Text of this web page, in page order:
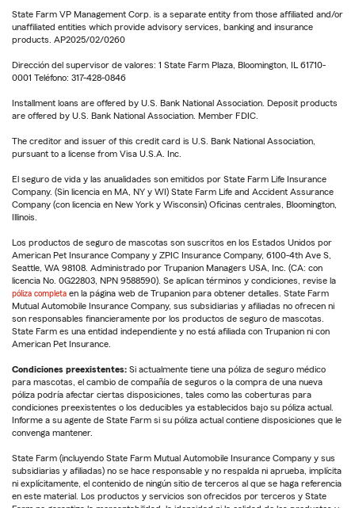
State Farm VP Management Corp. is a separate entity from those affiliated and/or
unaffiliated entities which provide advisory services, banking and insurance
products. AP2025/02/0260
Dirección del supervisor de valores: 1 State Farm Plaza, Bloomington, IL 61710-
0001 Teléfono: 317-428-0846
Installment loans are offered by U.S. Bank National Association. Deposit products
are offered by U.S. Bank National Association. Member FDIC.
The creditor and issuer of this credit card is U.S. Bank National Association,
pursuant to a license from Visa U.S.A. Inc.
El seguro de vida y las anualidades son emitidos por State Farm Life Insurance
Company. (Sin licencia en MA, NY y WI) State Farm Life and Accident Assurance
Company (con licencia en New York y Wisconsin) Oficinas centrales, Bloomington,
Illinois.
Los productos de seguro de mascotas son suscritos en los Estados Unidos por
American Pet Insurance Company y ZPIC Insurance Company, 6100-4th Ave S,
Seattle, WA 98108. Administrado por Trupanion Managers USA, Inc. (CA: con
licencia No. 0G22803, NPN 9588590). Se aplican términos y condiciones, revise la
póliza completa en la página web de Trupanion para obtener detalles. State Farm
Mutual Automobile Insurance Company, sus subsidiarias y afiliadas no ofrecen ni
son responsables financieramente por los productos de seguro de mascotas.
State Farm es una entidad independiente y no está afiliada con Trupanion ni con
American Pet Insurance.
Condiciones preexistentes: Si actualmente tiene una póliza de seguro médico
para mascotas, el cambio de compañía de seguros o la compra de una nueva
póliza podría afectar ciertas disposiciones, tales como las coberturas para
condiciones preexistentes o los deducibles ya establecidos bajo su póliza actual.
Informe a su agente de State Farm si su póliza actual contiene disposiciones que le
convenga mantener.
State Farm (incluyendo State Farm Mutual Automobile Insurance Company y sus
subsidiarias y afiliadas) no se hace responsable y no respalda ni aprueba, implícita
ni explícitamente, el contenido de ningún sitio de terceros al que se haga referencia
en este material. Los productos y servicios son ofrecidos por terceros y State